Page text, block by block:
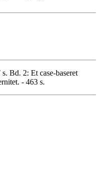
Bd. 2: Et case-baseret
- 463 s.